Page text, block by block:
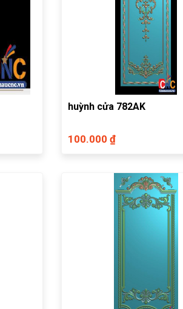
huỳnh cửa 782AK
100.000 ₫